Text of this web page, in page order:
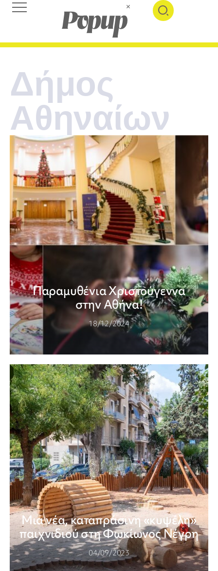
Δήμος
Αθηναίων
Παραμυθένια Χριστούγεννα
στην Αθήνα!
18/12/2024
Μια νέα, καταπράσινη «κυψέλη»
παιχνιδιού στη Φωκίωνος Νέγρη
04/09/2023